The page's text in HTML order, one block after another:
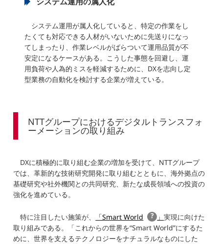
システム運用が属人化していると、特定の作業をし
たくても対応できる人材がいないために先送りになっ
てしまったり、作業レベルがばらついて運用品質が不
安定になるケースがある。こうした事態を回避し、運
用負荷や人為的ミスを軽減するために、DXを志向し定
型業務の自動化を検討する企業が増えている。
NTTグループにおけるデジタルトランスフォ
ーメーションの取り組み
DXに積極的に取り組む企業の増加を受けて、NTTグループ
では、革新的な技術研究開発に取り組むとともに、海外拠点の
基礎研究や社外機関との共同研究、新たな成長領域への投資の
強化を進めている。
特に注目したい施策が、 「Smart World 」実現に向けた
取り組みである。「これからの世界を“Smart World”にするた
めに、世界を支えるテクノロジーをナチュラルなものにした